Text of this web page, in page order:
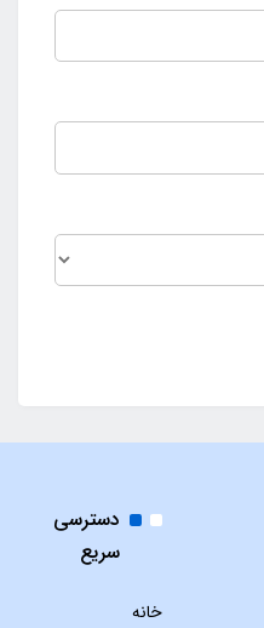
دسترسی
سریع
خانه